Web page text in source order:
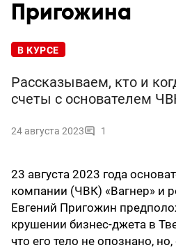
Пригожина
В КУРСЕ
Рассказываем, кто и
счеты с основателем
24 августа 2023 1
23 августа 2023 года
компании (ЧВК) «Вагнер» и
Евгений Пригожин
крушении бизнес-джета в
что его тело не опознано,